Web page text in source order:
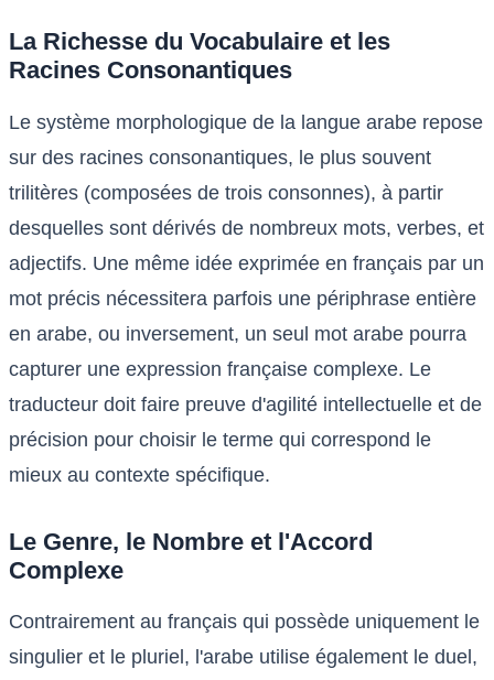
La Richesse du Vocabulaire et les
Racines Consonantiques
Le système morphologique de la langue arabe repose
sur des racines consonantiques, le plus souvent
trilitères (composées de trois consonnes), à partir
desquelles sont dérivés de nombreux mots, verbes, et
adjectifs. Une même idée exprimée en français par un
mot précis nécessitera parfois une périphrase entière
en arabe, ou inversement, un seul mot arabe pourra
capturer une expression française complexe. Le
traducteur doit faire preuve d'agilité intellectuelle et de
précision pour choisir le terme qui correspond le
mieux au contexte spécifique.
Le Genre, le Nombre et l'Accord
Complexe
Contrairement au français qui possède uniquement le
singulier et le pluriel, l'arabe utilise également le duel,